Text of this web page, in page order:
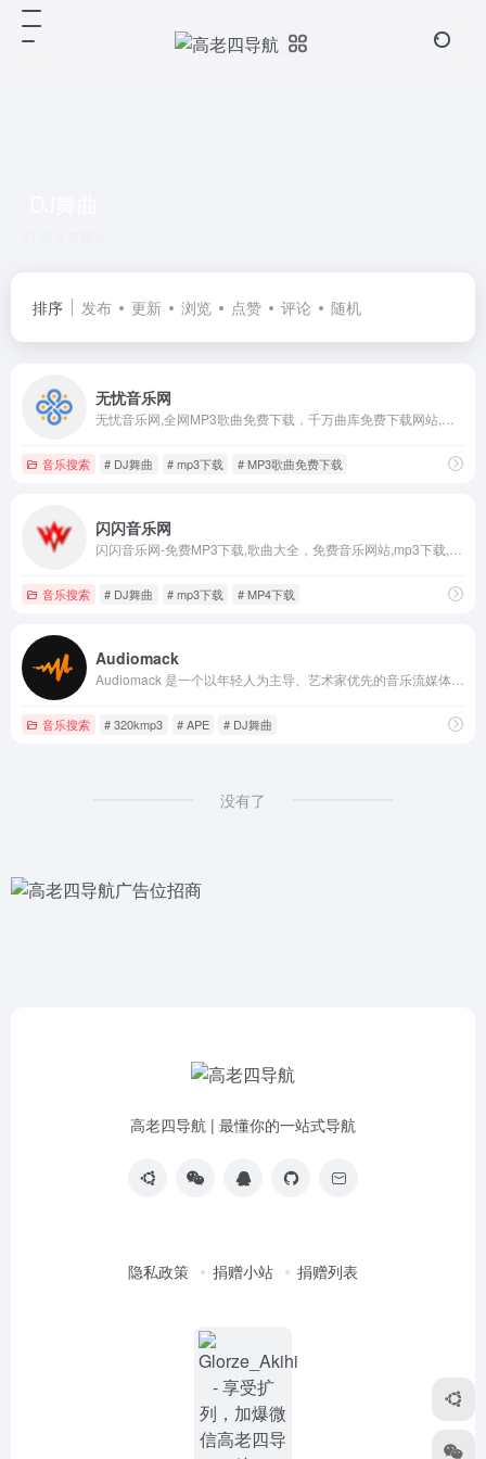
排序 发布 更新 浏览 点赞 评论 随机
无忧音乐网
音乐搜索 # DJ舞曲 # mp3下载 # MP3歌曲免费下载
闪闪音乐网
音乐搜索 # DJ舞曲 # mp3下载 # MP4下载
Audiomack
音乐搜索 # 320kmp3 # APE # DJ舞曲
没有了
高老四导航 | 最懂你的一站式导航
隐私政策 捐赠小站 捐赠列表